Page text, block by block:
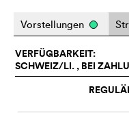
Vorstellungen
VERFÜGBARKEIT:
SCHWEIZ/LI. , BEI